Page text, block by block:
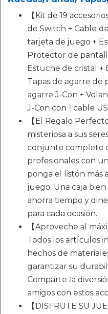
【Kit de 19
de Switch + Cable
tarjeta de juego +
Protector de
Estuche de cristal +
Tapas de agarre de
agarre J-Con +
J-Con con 1 cable
【El Regalo
misteriosa a sus
conjunto completo
profesionales con
ponga el listón más
juego. Una caja
ahorra tiempo y
para cada ocasión.
【Aproveche al
Todos los artículos
hechos de
garantizar su
Comparte la
amigos con estos
【DISFRUTE SU